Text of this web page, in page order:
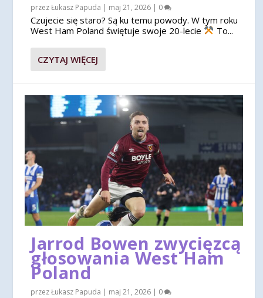
przezŁukasz Papuda | maj 21, 2026 | 0
Czujecie się staro? Są ku temu powody. W tym roku
West Ham Poland świętuje swoje 20-lecie
To...
CZYTAJ WIĘCEJ
Jarrod Bowen zwycięzcą
głosowania West Ham
Poland
przezŁukasz Papuda | maj 21, 2026 | 0